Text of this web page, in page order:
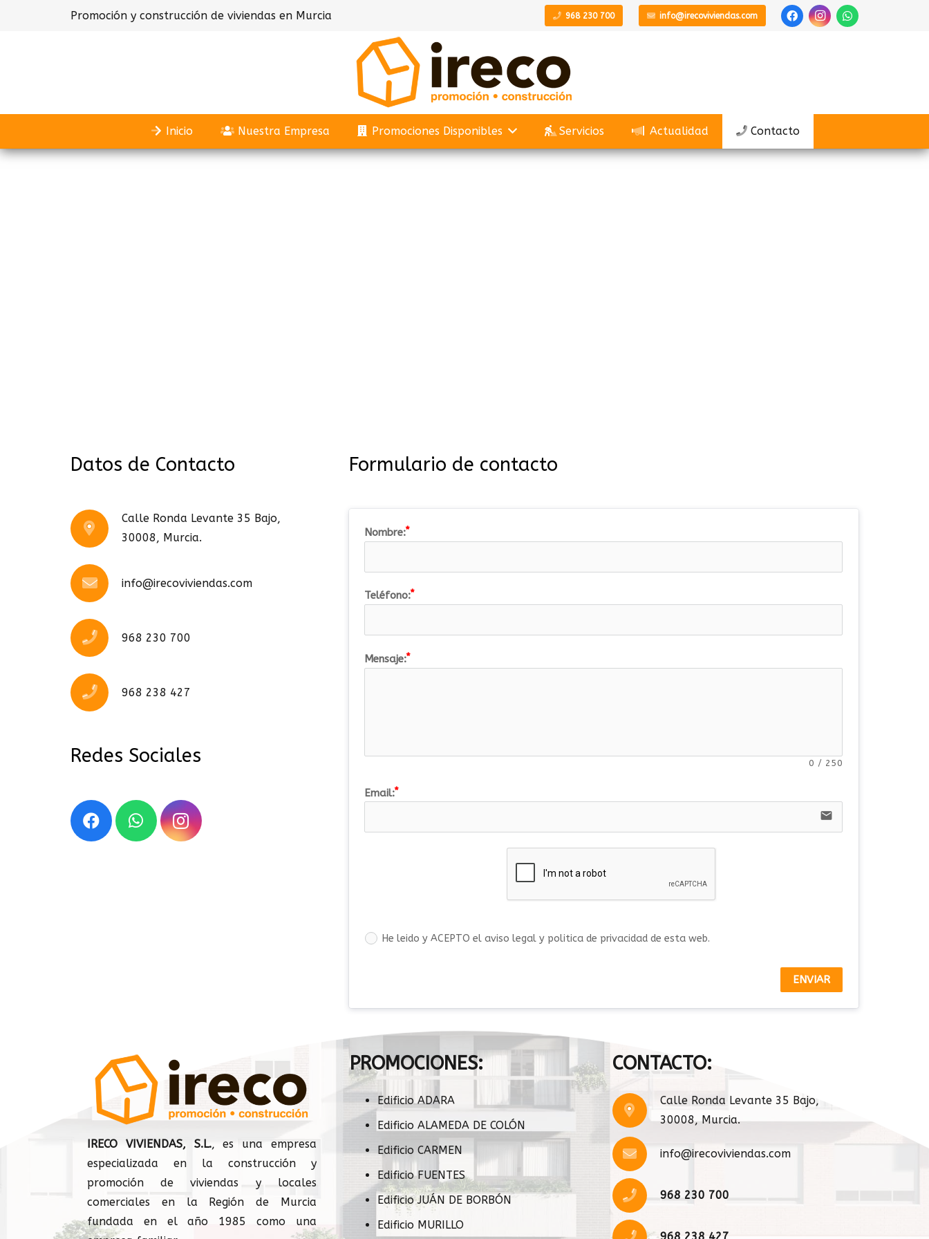
Promoción y construcción de viviendas en Murcia 968 230 700 info@irecoviviendas.com
Inicio Nuestra Empresa Promociones Disponibles Servicios Actualidad Contacto
Datos de Contacto
Calle Ronda Levante 35 Bajo,
30008, Murcia.
info@irecoviviendas.com
968 230 700
968 238 427
Redes Sociales
Formulario de contacto
Nombre:
Teléfono:
Mensaje:
0 / 250
Email:
email
He leido y ACEPTO el aviso legal y politica de privacidad de esta web.
ENVIAR
IRECO VIVIENDAS, S.L., es una empresa
especializada en la construcción y
promoción de viviendas y locales
comerciales en la Región de Murcia
fundada en el año 1985 como una
PROMOCIONES:
Edificio ADARA
Edificio ALAMEDA DE COLÓN
Edificio CARMEN
Edificio FUENTES
Edificio JUÁN DE BORBÓN
Edificio MURILLO
CONTACTO:
Calle Ronda Levante 35 Bajo,
30008, Murcia.
info@irecoviviendas.com
968 230 700